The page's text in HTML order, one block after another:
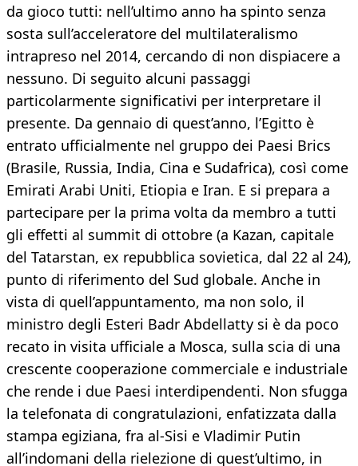
da gioco tutti: nell’ultimo anno ha spinto senza
sosta sull’acceleratore del multilateralismo
intrapreso nel 2014, cercando di non dispiacere a
nessuno. Di seguito alcuni passaggi
particolarmente significativi per interpretare il
presente. Da gennaio di quest’anno, l’Egitto è
entrato ufficialmente nel gruppo dei Paesi Brics
(Brasile, Russia, India, Cina e Sudafrica), così come
Emirati Arabi Uniti, Etiopia e Iran. E si prepara a
partecipare per la prima volta da membro a tutti
gli effetti al summit di ottobre (a Kazan, capitale
del Tatarstan, ex repubblica sovietica, dal 22 al 24),
punto di riferimento del Sud globale. Anche in
vista di quell’appuntamento, ma non solo, il
ministro degli Esteri Badr Abdellatty si è da poco
recato in visita ufficiale a Mosca, sulla scia di una
crescente cooperazione commerciale e industriale
che rende i due Paesi interdipendenti. Non sfugga
la telefonata di congratulazioni, enfatizzata dalla
stampa egiziana, fra al-Sisi e Vladimir Putin
all’indomani della rielezione di quest’ultimo, in